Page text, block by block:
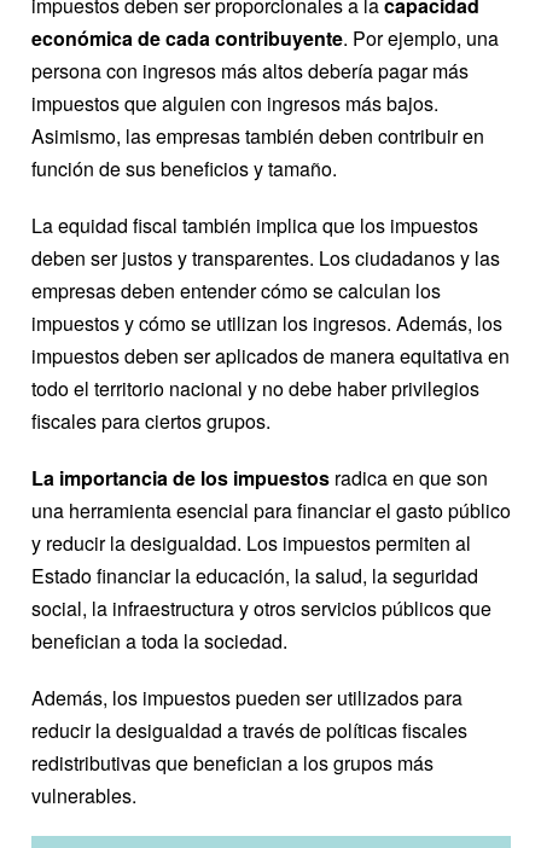
económica de cada contribuyente. Por ejemplo, una
persona con ingresos más altos debería pagar más
impuestos que alguien con ingresos más bajos.
Asimismo, las empresas también deben contribuir en
función de sus beneficios y tamaño.
La equidad fiscal también implica que los impuestos
deben ser justos y transparentes. Los ciudadanos y las
empresas deben entender cómo se calculan los
impuestos y cómo se utilizan los ingresos. Además, los
impuestos deben ser aplicados de manera equitativa en
todo el territorio nacional y no debe haber privilegios
fiscales para ciertos grupos.
La importancia de los impuestosradica en que son
una herramienta esencial para financiar el gasto público
y reducir la desigualdad. Los impuestos permiten al
Estado financiar la educación, la salud, la seguridad
social, la infraestructura y otros servicios públicos que
benefician a toda la sociedad.
Además, los impuestos pueden ser utilizados para
reducir la desigualdad a través de políticas fiscales
redistributivas que benefician a los grupos más
vulnerables.